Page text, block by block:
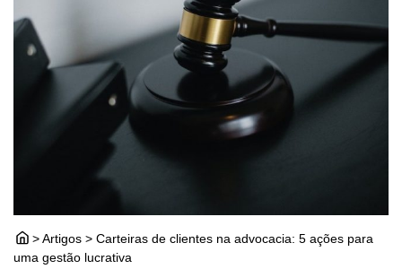
> Artigos > Carteiras de clientes na advocacia: 5 ações para
uma gestão lucrativa